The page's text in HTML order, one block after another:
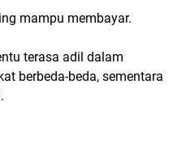
mampu membayar.
terasa adil dalam
berbeda-beda, sementara